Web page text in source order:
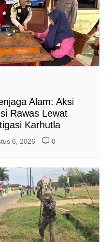
Alam: Aksi
Rawas Lewat
Karhutla
6, 2026 0